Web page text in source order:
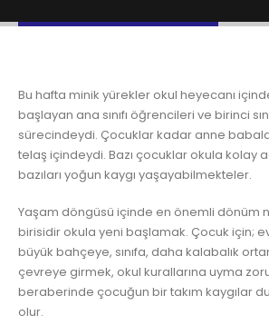
Bu hafta minik yürekler okul heyecanı
başlayan ana sınıfı öğrencileri ve birinci
sürecindeydi. Çocuklar kadar anne
telaş içindeydi. Bazı çocuklar okula kolay
bazıları yoğun kaygı yaşayabilmekteler.
Yaşam döngüsü içinde en önemli dönüm
birisidir okula yeni başlamak. Çocuk için;
büyük bahçeye, sınıfa, daha kalabalık
çevreye girmek, okul kurallarına uyma
beraberinde çocuğun bir takım kaygılar
olur.